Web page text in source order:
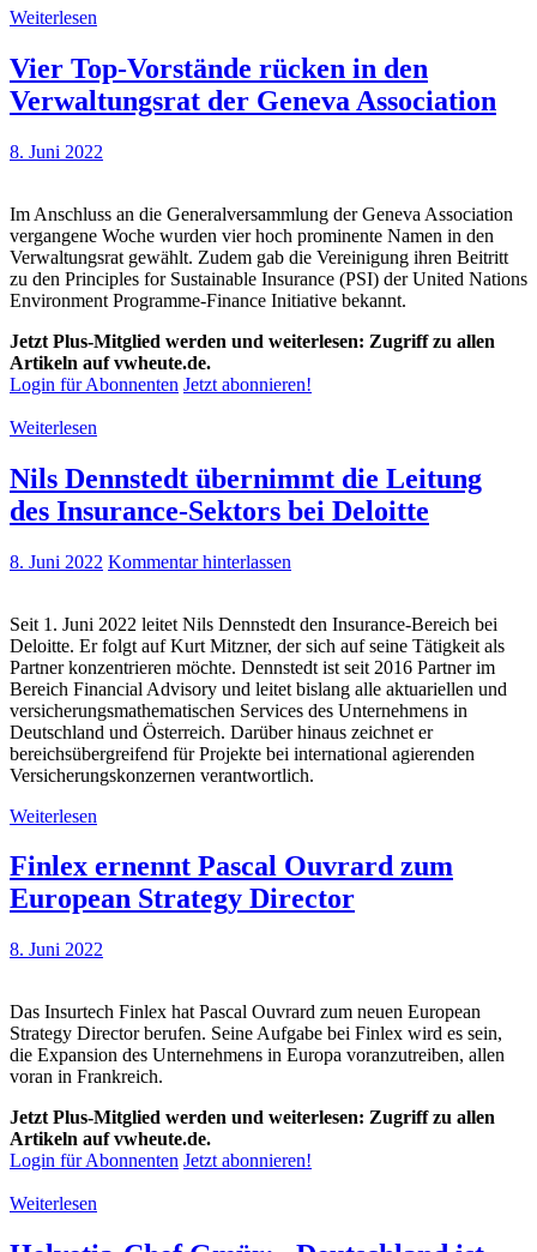
Weiterlesen
Vier Top-Vorstände rücken in den
Verwaltungsrat der Geneva Association
8. Juni 2022
Im Anschluss an die Generalversammlung der Geneva Association
vergangene Woche wurden vier hoch prominente Namen in den
Verwaltungsrat gewählt. Zudem gab die Vereinigung ihren Beitritt
zu den Principles for Sustainable Insurance (PSI) der United Nations
Environment Programme-Finance Initiative bekannt.
Jetzt Plus-Mitglied werden und weiterlesen: Zugriff zu allen
Artikeln auf vwheute.de.
Login für Abonnenten Jetzt abonnieren!
Weiterlesen
Nils Dennstedt übernimmt die Leitung
des Insurance-Sektors bei Deloitte
8. Juni 2022 Kommentar hinterlassen
Seit 1. Juni 2022 leitet Nils Dennstedt den Insurance-Bereich bei
Deloitte. Er folgt auf Kurt Mitzner, der sich auf seine Tätigkeit als
Partner konzentrieren möchte. Dennstedt ist seit 2016 Partner im
Bereich Financial Advisory und leitet bislang alle aktuariellen und
versicherungsmathematischen Services des Unternehmens in
Deutschland und Österreich. Darüber hinaus zeichnet er
bereichsübergreifend für Projekte bei international agierenden
Versicherungskonzernen verantwortlich.
Weiterlesen
Finlex ernennt Pascal Ouvrard zum
European Strategy Director
8. Juni 2022
Das Insurtech Finlex hat Pascal Ouvrard zum neuen European
Strategy Director berufen. Seine Aufgabe bei Finlex wird es sein,
die Expansion des Unternehmens in Europa voranzutreiben, allen
voran in Frankreich.
Jetzt Plus-Mitglied werden und weiterlesen: Zugriff zu allen
Artikeln auf vwheute.de.
Login für Abonnenten Jetzt abonnieren!
Weiterlesen